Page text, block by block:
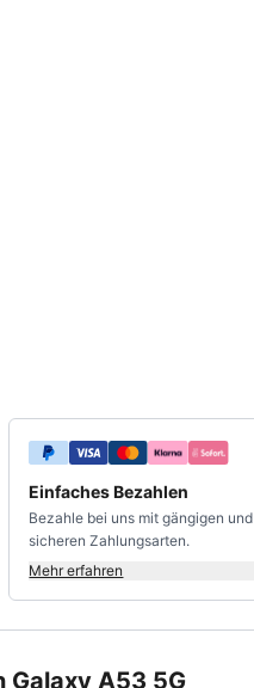
Einfaches Bezahlen
Bezahle bei uns mit gängigen und
sicheren Zahlungsarten.
Mehr erfahren
Galaxy A53 5G